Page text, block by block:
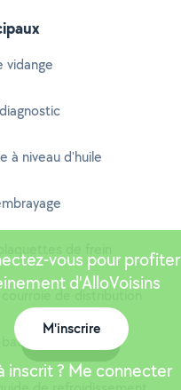
vidange
à niveau d'huile
de frein
courroie de distribution
vous pour profiter
d'AlloVoisins
M'inscrire
inscrit ? Me connecter